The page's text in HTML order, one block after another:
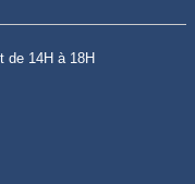
de 14H à 18H